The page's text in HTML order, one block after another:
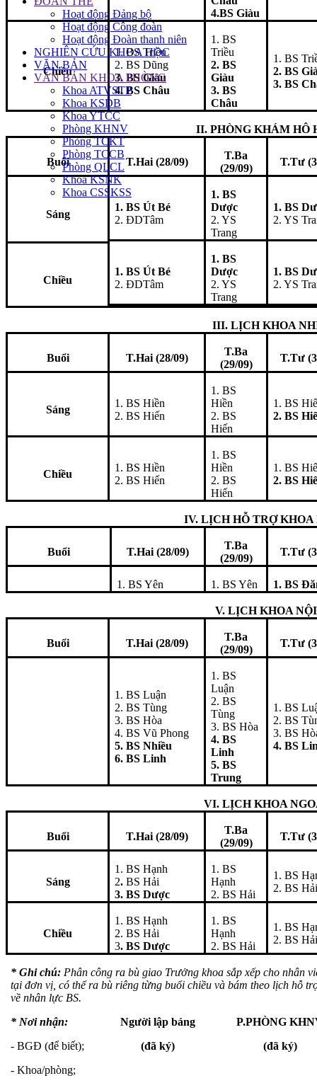
Hoạt động Đảng bộ
Hoạt động Công đoàn
Hoạt động Đoàn thanh niên
NGHIÊN CỨU KHOA HỌC
VĂN BẢN
VĂN BẢN KHOA PHÒNG
Khoa ATVSTP
Khoa KSDB
Khoa YTCC
Phòng KHNV
Phòng TCKT
Phòng TCCB
Phòng QLCL
Khoa KSNK
Khoa CSSKSS
4.BS Giàu
Chiều
1. BS Triều
2. BS Dũng
3. BS Giàu
4. BS Châu
1. BS
Triều
2. BS
Giàu
3. BS
Châu
1. BS
2. BS
3. BS
II. PHÒNG KHÁM HÔ
Buổi T.Hai (28/09)
T.Ba
(29/09)
T.Tư
Sáng
1. BS Út Bé
2. ĐDTâm
1. BS
Dược
2. YS
Trang
1. BS
2. YS
Chiều
1. BS Út Bé
2. ĐDTâm
1. BS
Dược
2. YS
Trang
1. BS
2. YS
III. LỊCH KHOA
Buổi T.Hai (28/09)
T.Ba
(29/09)
T.Tư
Sáng
1. BS Hiền
2. BS Hiến
1. BS
Hiền
2. BS
Hiến
1. BS
2. BS
Chiều
1. BS Hiền
2. BS Hiến
1. BS
Hiền
2. BS
Hiến
1. BS
2. BS
IV. LỊCH HỖ TRỢ KHOA
Buổi T.Hai (28/09)
T.Ba
(29/09)
T.Tư
1. BS Yên 1. BS Yên 1. BS
V. LỊCH KHOA NỘI
Buổi T.Hai (28/09)
T.Ba
(29/09)
T.Tư
1. BS Luận
2. BS Tùng
3. BS Hòa
4. BS Vũ Phong
5. BS Nhiều
6. BS Linh
1. BS
Luận
2. BS
Tùng
3. BS Hòa
4. BS
Linh
5. BS
Trung
1. BS
2. BS
3. BS
4. BS
VI. LỊCH KHOA
Buổi T.Hai (28/09)
T.Ba
(29/09)
T.Tư
Sáng
1. BS Hạnh
2.BS Hải
3. BS Dược
1. BS
Hạnh
2. BS Hải
1. BS
2. BS Hải
Chiều
1. BS Hạnh
2. BS Hải
3. BS Dược
1. BS
Hạnh
2. BS Hải
1. BS
2. BS Hải
* Ghi chú: Phân công ra bù giao Trưởng khoa sắp xếp cho nhân
tại đơn vị, có thể ra bù riêng từng buổi chiều và bám theo lịch hỗ
về nhân lực BS.
* Nơi nhận:
Người lập bảng P.PHÒNG
- BGĐ (để biết);
(đã ký) (đã ký)
- Khoa/phòng;